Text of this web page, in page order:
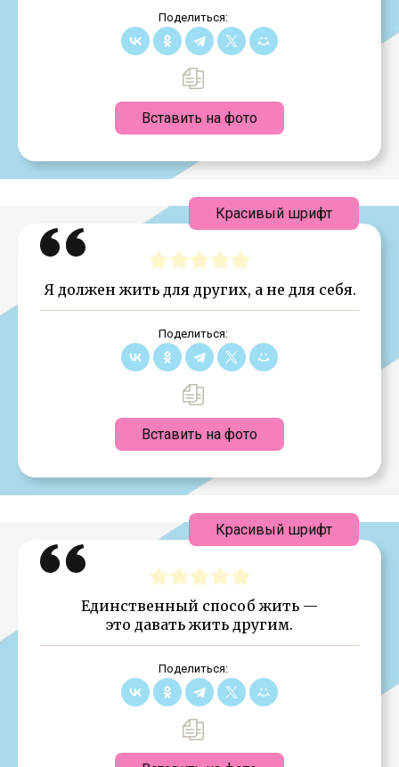
Поделиться:
Вставить на фото
Я должен жить для других, а не для себя.
Поделиться:
Вставить на фото
Красивый шрифт
Единственный способ жить —
это давать жить другим.
Поделиться:
Красивый шрифт